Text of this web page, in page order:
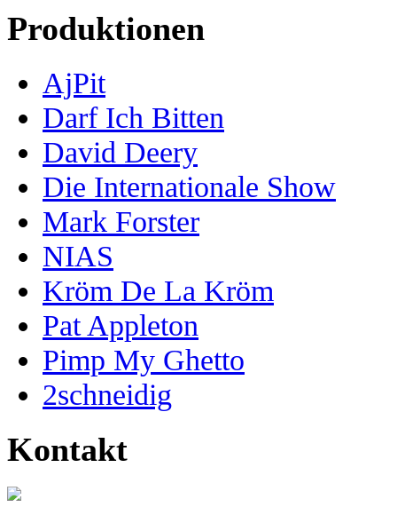
Produktionen
AjPit
Darf Ich Bitten
David Deery
Die Internationale Show
Mark Forster
NIAS
Kröm De La Kröm
Pat Appleton
Pimp My Ghetto
2schneidig
Kontakt